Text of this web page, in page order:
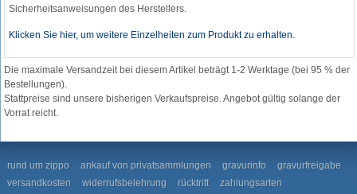
Sicherheitsanweisungen des Herstellers.
Klicken Sie hier, um weitere Einzelheiten zum Produkt zu erhalten.
Die maximale Versandzeit bei diesem Artikel beträgt 1-2 Werktage (bei 95 % der
Bestellungen).
Stattpreise sind unsere bisherigen Verkaufspreise. Angebot gültig solange der
Vorrat reicht.
rund um zippo ankauf von privatsammlungen gravurinfo
gravurfreigabe
versandkosten
widerrufsbelehrung rücktritt zahlungsarten